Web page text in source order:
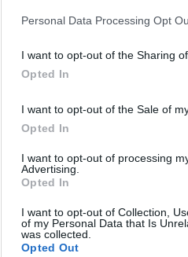
Personal Data Processing Opt
I want to opt-out of the Sharing
Opted In
I want to opt-out of the Sale of
Opted In
I want to opt-out of processing
Advertising.
Opted In
I want to opt-out of Collection,
of my Personal Data that Is
was collected.
Opted Out